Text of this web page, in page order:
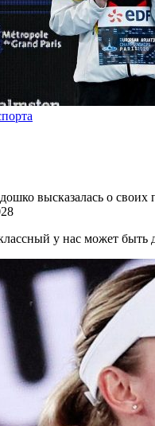
высказалась о своих
у нас может быть